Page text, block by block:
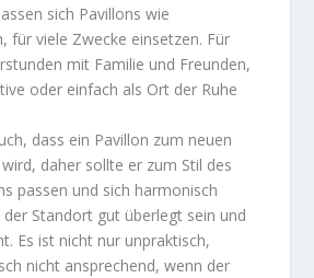
sich Pavillons wie
für viele Zwecke einsetzen. Für
mit Familie und Freunden,
oder einfach als Ort der Ruhe
dass ein Pavillon zum neuen
daher sollte er zum Stil des
passen und sich harmonisch
der Standort gut überlegt sein und
Es ist nicht nur unpraktisch,
nicht ansprechend, wenn der